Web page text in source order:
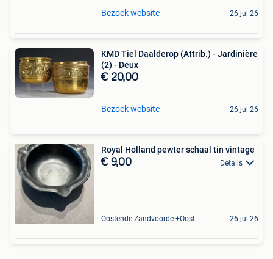
Bezoek website 26 jul 26
KMD Tiel Daalderop (Attrib.) - Jardinière
(2) - Deux
€ 20,00
Bezoek website 26 jul 26
Royal Holland pewter schaal tin vintage
€ 9,00 Details
Oostende Zandvoorde +Oostende 26 jul 26